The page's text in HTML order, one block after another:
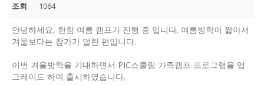
조회 1064
안녕하세요, 한참 여름 캠프가 진행 중 입니다. 여름방학이 짧아서
겨울보다는 참가가 덜한 편입니다.
이번 겨울방학을 기대하면서 PIC스쿨링 가족캠프 프로그램을 업
그레이드 하여 출시하였습니다.